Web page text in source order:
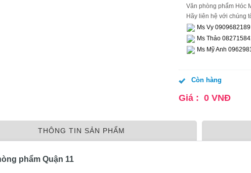
Văn phòng phẩm Hóc
Hãy liên hệ với chúng
Ms Vy 0909682189
Ms Thảo
Ms Mỹ Anh
Còn hàng
Giá : 0 VNĐ
THÔNG TIN SẢN PHẨM
phẩm Quận 11